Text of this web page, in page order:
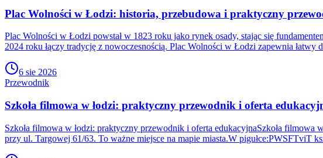
Plac Wolności w Łodzi: historia, przebudowa i praktyczny
Plac Wolności w Łodzi powstał w 1823 roku jako rynek osady, stając się
2024 roku łączy tradycję z nowoczesnością. Plac Wolności w Łodzi zapewnia łatwy
6 sie 2026
Przewodnik
Szkoła filmowa w łodzi: praktyczny przewodnik i oferta
Szkoła filmowa w łodzi: praktyczny przewodnik i oferta edukacyjnaSzkoła
przy ul. Targowej 61/63. To ważne miejsce na mapie miasta.W pigułce:PWSFTviT